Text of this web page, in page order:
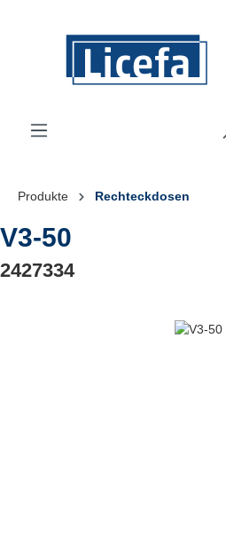
Produkte Rechteckdosen
V3-50
2427334